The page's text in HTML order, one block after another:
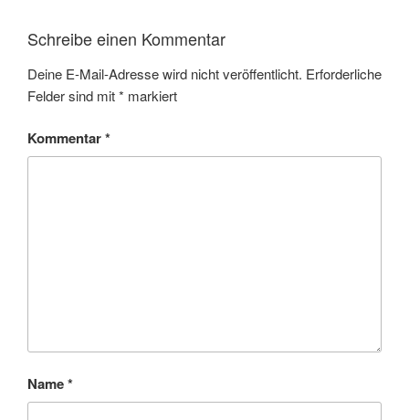
Schreibe einen Kommentar
Deine E-Mail-Adresse wird nicht veröffentlicht. Erforderliche
Felder sind mit* markiert
Kommentar*
Name*